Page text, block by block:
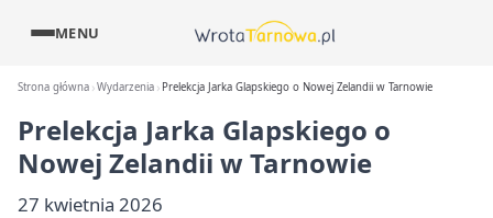
MENU
Strona główna Wydarzenia Prelekcja Jarka Glapskiego o Nowej Zelandii w Tarnowie
Prelekcja Jarka Glapskiego o
Nowej Zelandii w Tarnowie
27 kwietnia 2026